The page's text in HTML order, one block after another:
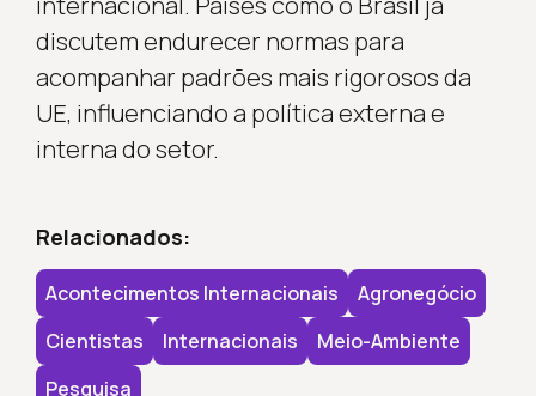
discutem endurecer normas para
acompanhar padrões mais rigorosos da
UE, influenciando a política externa e
interna do setor.
Relacionados:
Acontecimentos Internacionais
Agronegócio
Cientistas
Internacionais
Meio-Ambiente
Pesquisa